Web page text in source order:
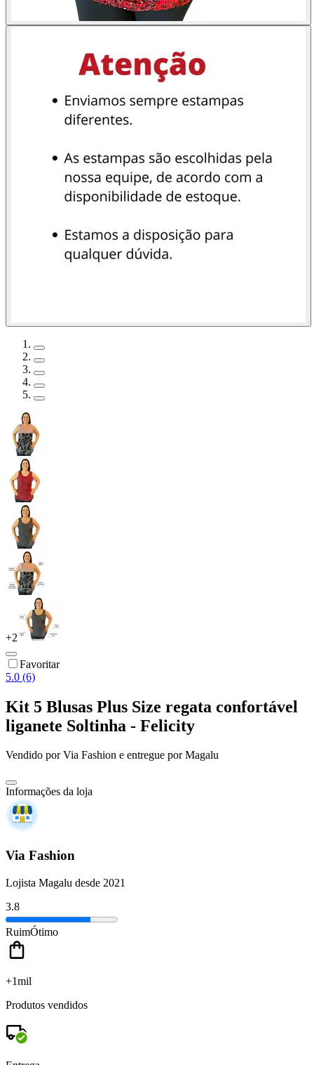
+2
Favoritar
5.0 (6)
Kit 5 Blusas Plus Size regata confortável
liganete Soltinha - Felicity
Vendido porVia Fashion e entregue por Magalu
Informações da loja
Via Fashion
Lojista Magalu desde 2021
3.8
RuimÓtimo
+1mil
Produtos vendidos